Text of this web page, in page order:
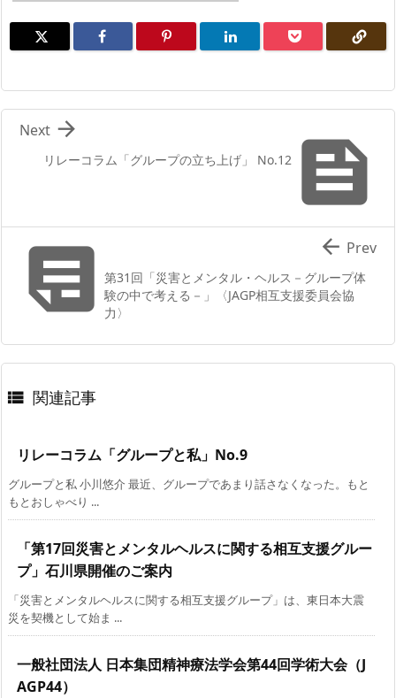

リレーコラム「グループの立ち上げ」 No.12

Next
第31回「災害とメンタル・ヘルス－グループ体
験の中で考える－」〈JAGP相互支援委員会協
力〉
 Prev
 関連記事
リレーコラム「グループと私」No.9
グループと私 小川悠介 最近、グループであまり話さなくなった。もと
もとおしゃべり ...
「第17回災害とメンタルヘルスに関する相互支援グルー
プ」石川県開催のご案内
「災害とメンタルヘルスに関する相互支援グループ」は、東日本大震
災を契機として始ま ...
一般社団法人 日本集団精神療法学会第44回学術大会（J
AGP44）